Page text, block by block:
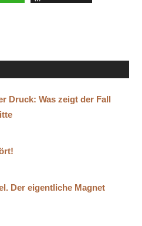
Druck: Was zeigt der Fall
Der eigentliche Magnet